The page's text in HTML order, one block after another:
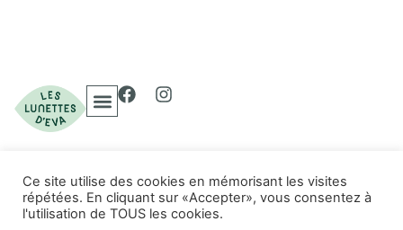
© 2023 Les Lunettes
d'Eva. Tous droits
Politique de confidentialité
Conditions d'utilisation
Ce site utilise des cookies en mémorisant les visites
répétées. En cliquant sur «Accepter», vous consentez à
l'utilisation de TOUS les cookies.